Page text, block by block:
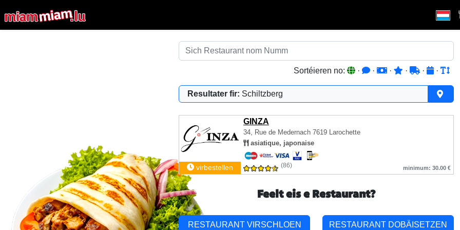
Sortéieren no: · · · · · ·
Resultater fir: Schiltzberg
GINZA
34, Rue de Medernach 7619 Larochette
asiatique, japonaise
virbestellen (86) minimum: 30.00 €
Feelt eis e Restaurant?
RESTAURANT VIRSCHLOEN RESTAURANT DOBÄISETZEN